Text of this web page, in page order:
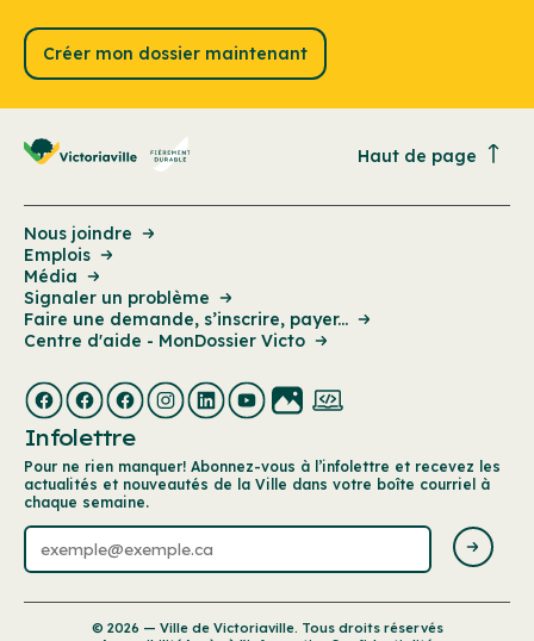
Créer mon dossier maintenant
Haut de page
Nous joindre
Emplois
Média
Signaler un problème
Faire une demande, s’inscrire, payer...
Centre d'aide - MonDossier Victo
Infolettre
Pour ne rien manquer! Abonnez-vous à l’infolettre et recevez les
actualités et nouveautés de la Ville dans votre boîte courriel à
chaque semaine.
© 2026 — Ville de Victoriaville. Tous droits réservés